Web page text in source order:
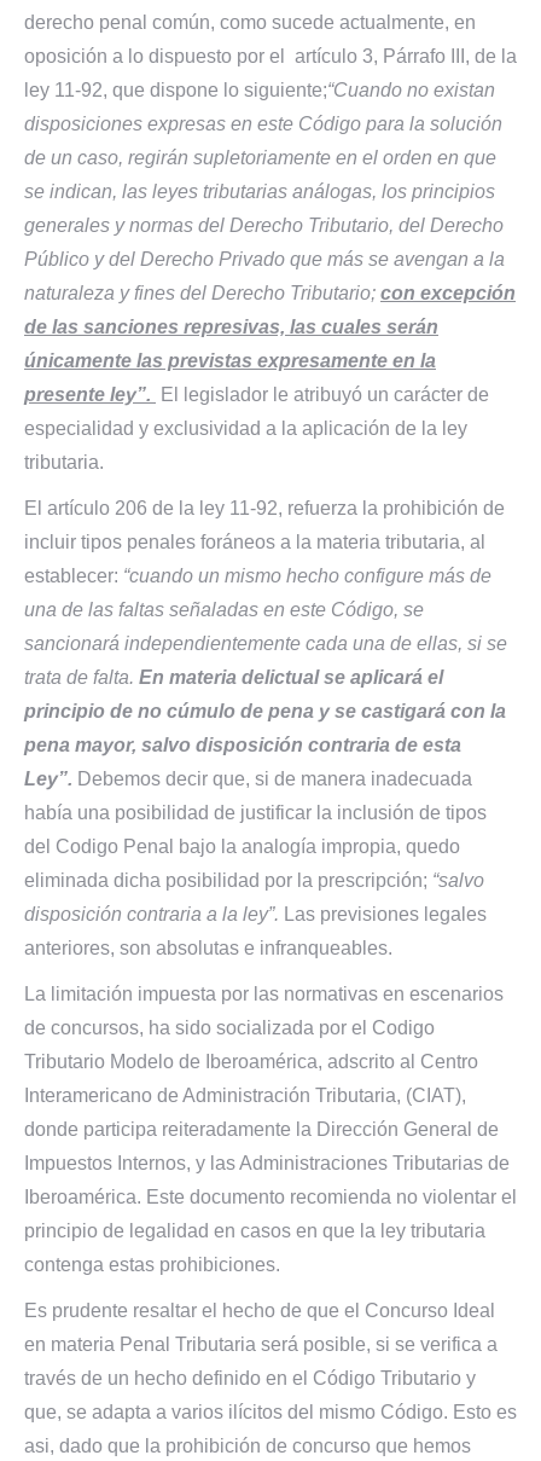
derecho penal común, como sucede actualmente, en
oposición a lo dispuesto por el artículo 3, Párrafo III, de la
ley 11-92, que dispone lo siguiente;“Cuando no existan
disposiciones expresas en este Código para la solución
de un caso, regirán supletoriamente en el orden en que
se indican, las leyes tributarias análogas, los principios
generales y normas del Derecho Tributario, del Derecho
Público y del Derecho Privado que más se avengan a la
naturaleza y fines del Derecho Tributario; con excepción
de las sanciones represivas, las cuales serán
únicamente las previstas expresamente en la
presente ley”.
El legislador le atribuyó un carácter de
especialidad y exclusividad a la aplicación de la ley
tributaria.
El artículo 206 de la ley 11-92, refuerza la prohibición de
incluir tipos penales foráneos a la materia tributaria, al
establecer: “cuando un mismo hecho configure más de
una de las faltas señaladas en este Código, se
sancionará independientemente cada una de ellas, si se
trata de falta. En materia delictual se aplicará el
principio de no cúmulo de pena y se castigará con la
pena mayor, salvo disposición contraria de esta
Ley”. Debemos decir que, si de manera inadecuada
había una posibilidad de justificar la inclusión de tipos
del Codigo Penal bajo la analogía impropia, quedo
eliminada dicha posibilidad por la prescripción; “salvo
disposición contraria a la ley”. Las previsiones legales
anteriores, son absolutas e infranqueables.
La limitación impuesta por las normativas en escenarios
de concursos, ha sido socializada por el Codigo
Tributario Modelo de Iberoamérica, adscrito al Centro
Interamericano de Administración Tributaria, (CIAT),
donde participa reiteradamente la Dirección General de
Impuestos Internos, y las Administraciones Tributarias de
Iberoamérica. Este documento recomienda no violentar el
principio de legalidad en casos en que la ley tributaria
contenga estas prohibiciones.
Es prudente resaltar el hecho de que el Concurso Ideal
en materia Penal Tributaria será posible, si se verifica a
través de un hecho definido en el Código Tributario y
que, se adapta a varios ilícitos del mismo Código. Esto es
asi, dado que la prohibición de concurso que hemos